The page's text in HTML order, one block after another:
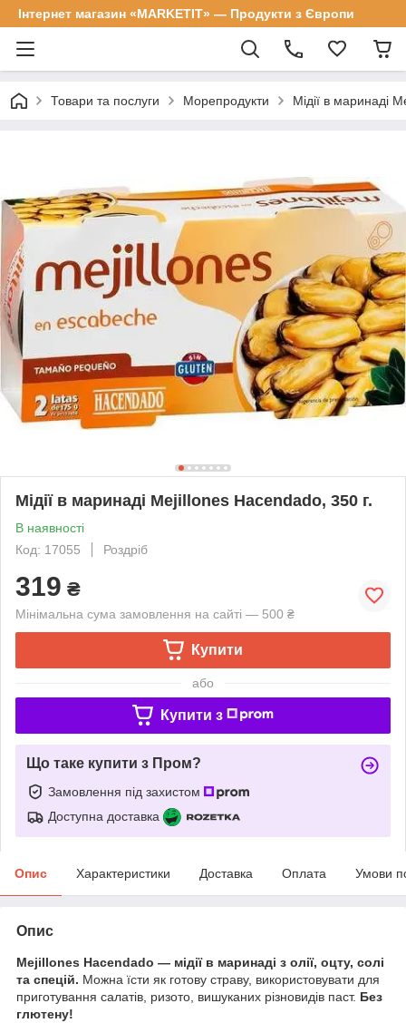
Інтернет магазин «MARKETIT» — Продукти з Європи
Товари та послуги Морепродукти Мідії в маринаді
Мідії в маринаді Mejillones Hacendado, 350 г.
В наявності
Код: 17055
Роздріб
319 ₴
Мінімальна сума замовлення на сайті — 500 ₴
Купити
або
Купити з
Що таке купити з Пром?
Замовлення під захистом
Доступна доставка
Опис Характеристики Доставка Оплата Умови
Опис
Mejillones Hacendado — мідії в маринаді з олії, оцту, солі
та спецій. Можна їсти як готову страву, використовувати для
приготування салатів, ризото, вишуканих різновидів паст. Без
глютену!